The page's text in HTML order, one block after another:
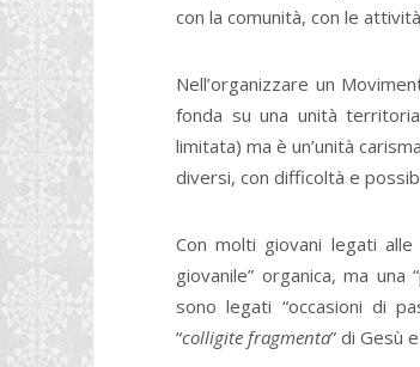
con la comunità, con le
Nell’organizzare un
fonda su una unità
limitata) ma è un’unità
diversi, con difficoltà e
Con molti giovani legati
giovanile” organica, ma
sono legati “occasioni di
“colligite fragmenta” di Gesù